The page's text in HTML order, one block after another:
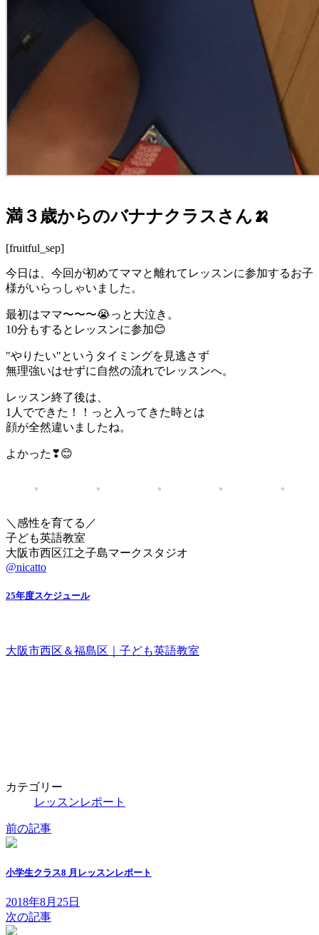
満３歳からのバナナクラスさん🍌
[fruitful_sep]
今日は、今回が初めてママと離れてレッスンに参加するお子
様がいらっしゃいました。
最初はママ〜〜〜😭っと大泣き。
10分もするとレッスンに参加😊
"やりたい"というタイミングを見逃さず
無理強いはせずに自然の流れでレッスンへ。
レッスン終了後は、
1人でできた！！っと入ってきた時とは
顔が全然違いましたね。
よかった❣😊
＼感性を育てる／
子ども英語教室
大阪市西区江之子島マークスタジオ
@nicatto
25年度スケジュール
大阪市西区＆福島区｜子ども英語教室
カテゴリー
レッスンレポート
前の記事
小学生クラス8 月レッスンレポート
2018年8月25日
次の記事